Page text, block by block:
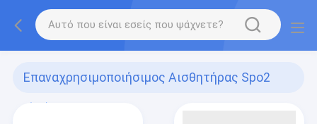
Επαναχρησιμοποιήσιμος Αισθητήρας Spo2